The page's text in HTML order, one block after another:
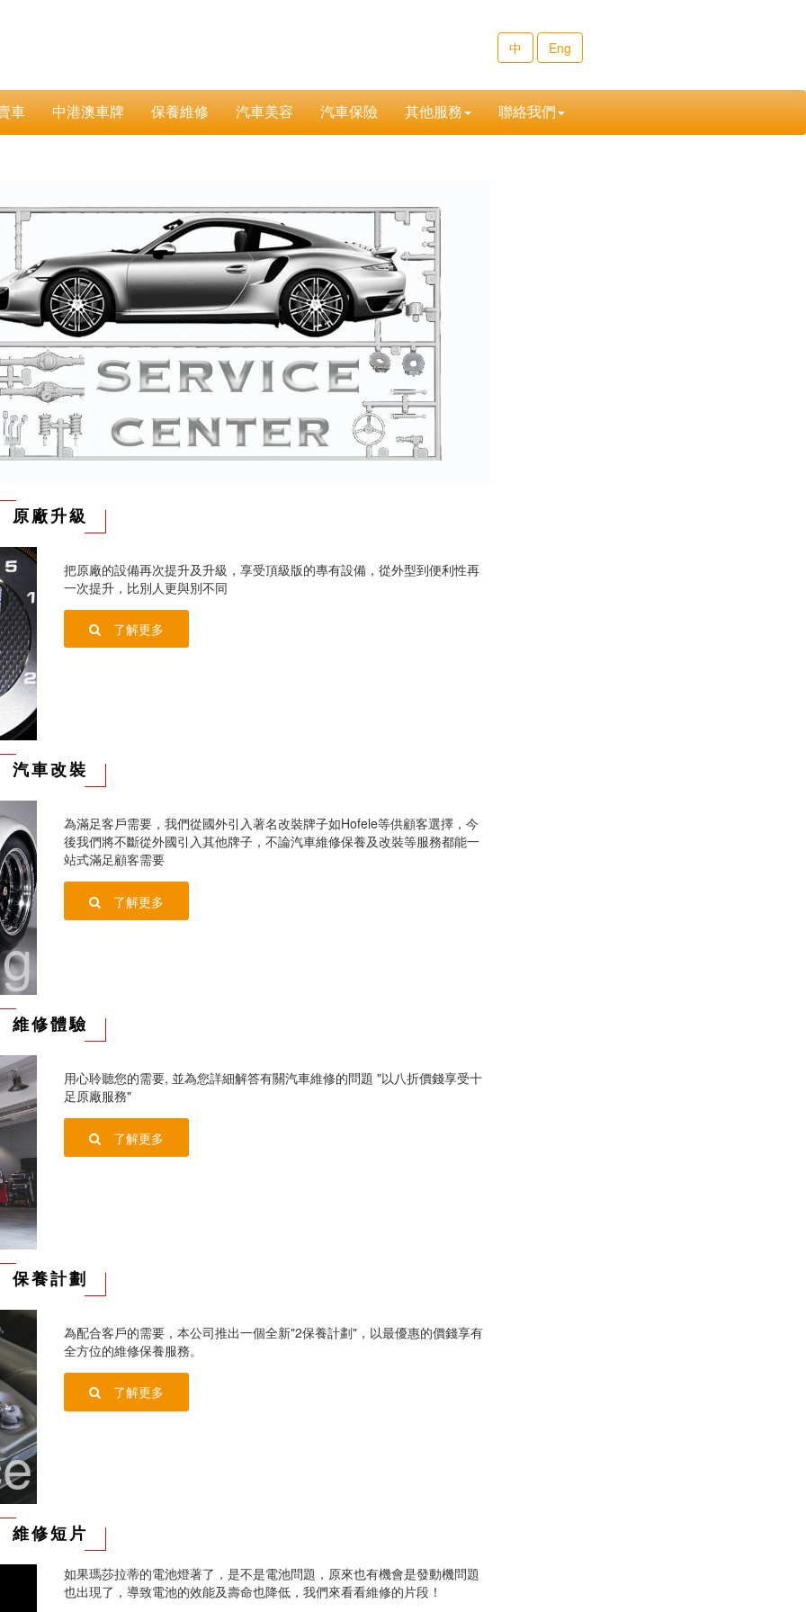
中 Eng
車 中港澳車牌 保養維修 汽車美容 汽車保險 其他服務 聯絡我們
原廠升級
把原廠的設備再次提升及升級，享受頂級版的專有設備，從外型到便利性再
一次提升，比別人更與別不同
了解更多
汽車改裝
為滿足客戶需要，我們從國外引入著名改裝牌子如Hofele等供顧客選擇，今
後我們將不斷從外國引入其他牌子，不論汽車維修保養及改裝等服務都能一
站式滿足顧客需要
了解更多
維修體驗
用心聆聽您的需要, 並為您詳細解答有關汽車維修的問題 "以八折價錢享受十
足原廠服務"
了解更多
保養計劃
為配合客戶的需要，本公司推出一個全新"2保養計劃"，以最優惠的價錢享有
全方位的維修保養服務。
了解更多
維修短片
如果瑪莎拉蒂的電池燈著了，是不是電池問題，原來也有機會是發動機問題
也出現了，導致電池的效能及壽命也降低，我們來看看維修的片段！